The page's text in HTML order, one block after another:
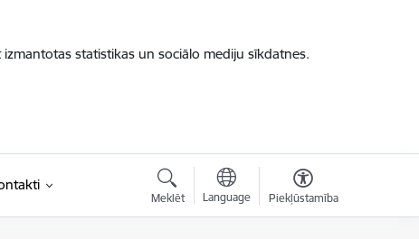
statistikas un sociālo mediju sīkdatnes.
Meklēt Language Piekļūstamība